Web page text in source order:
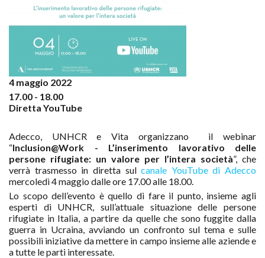
4 maggio 2022
17.00 - 18.00
Diretta YouTube
Adecco, UNHCR e Vita organizzano il webinar
“Inclusion@Work - L’inserimento lavorativo delle
persone rifugiate: un valore per l’intera società”, che
verrà trasmesso in diretta sulcanale YouTube di Adecco
mercoledì 4 maggio dalle ore 17.00 alle 18.00.
Lo scopo dell’evento è quello di fare il punto, insieme agli
esperti di UNHCR, sull’attuale situazione delle persone
rifugiate in Italia, a partire da quelle che sono fuggite dalla
guerra in Ucraina, avviando un confronto sul tema e sulle
possibili iniziative da mettere in campo insieme alle aziende e
a tutte le parti interessate.